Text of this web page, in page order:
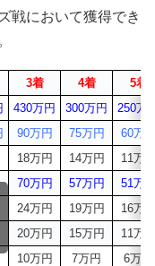
戦において獲得でき
3着 4着
5着
430万円 300万円
250万
90万円 75万円
60万
18万円 14万円
11万
70万円 57万円
51万
24万円 19万円
16万
20万円 15万円
11万
10万円 7万円
6万円